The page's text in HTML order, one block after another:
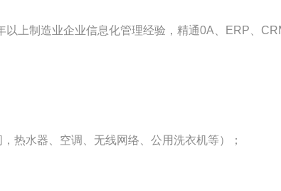
上制造业企业信息化管理经验，精通0A、ERP、
热水器、空调、无线网络、公用洗衣机等）；